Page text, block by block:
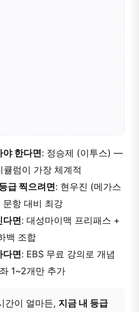
한다면: 정승제 (이투스) —
큘럼이 가장 체계적
급 찍으려면: 현우진 (메가스
항 대비 최강
다면: 대성마이맥 프리패스 +
백 조합
다면: EBS 무료 강의로 개념
1~2개만 추가
간이 얼마든, 지금 내 등급